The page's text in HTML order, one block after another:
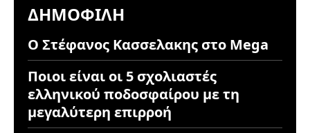
ΔΗΜΟΦΙΛΉ
Ο Στέφανος Κασσελακης στο Mega
Ποιοι είναι οι 5 σχολιαστές
ελληνικού ποδοσφαίρου με τη
μεγαλύτερη επιρροή